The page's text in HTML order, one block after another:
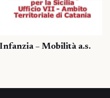
– Mobilità a.s.